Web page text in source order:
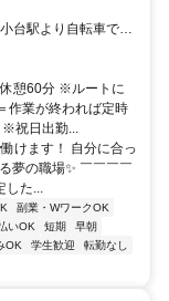
台駅より自転車で9
憩60分 ※ルートに
作業が終われば定時
※祝日出勤...
けます！ 自分に合っ
夢の職場✨ ￣￣￣￣
した...
副業・WワークOK
いOK 短期
早朝
OK 学生歓迎
転勤なし